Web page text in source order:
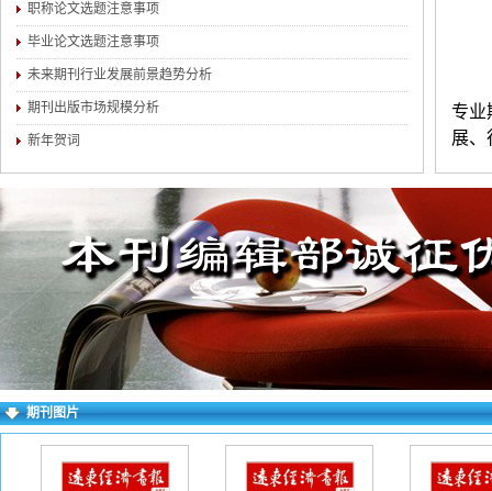
职称论文选题注意事项
毕业论文选题注意事项
未来期刊行业发展前景趋势分析
期刊出版市场规模分析
新年贺词
专业
展、
练，
（3
介。
对录
右上
失败
期刊图片